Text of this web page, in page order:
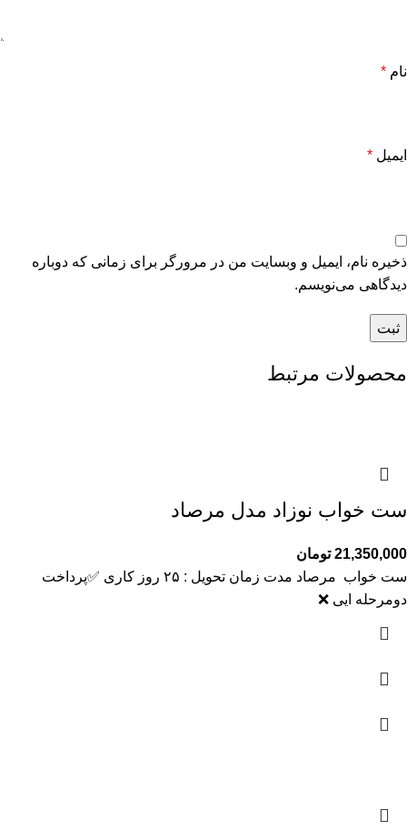
نام *
ایمیل *
ذخیره نام، ایمیل و وبسایت من در مرورگر برای زمانی که دوباره
دیدگاهی می‌نویسم.
محصولات مرتبط
ست خواب نوزاد مدل مرصاد
21,350,000 تومان
ست خواب مرصاد مدت زمان تحویل : ۲۵ روز کاری ✅️پرداخت
دومرحله ایی ❌️